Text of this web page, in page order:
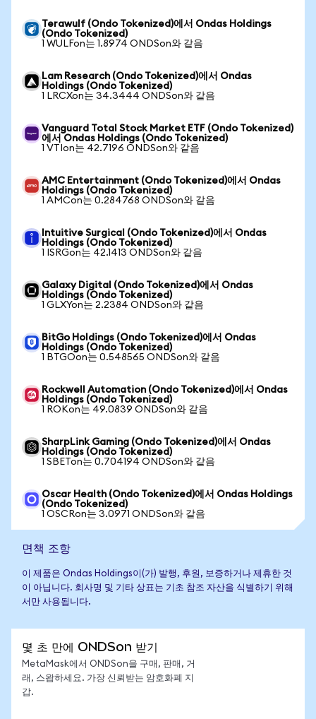
Terawulf (Ondo Tokenized)에서 Ondas Holdings
(Ondo Tokenized)
1 WULFon는 1.8974 ONDSon와 같음
Lam Research (Ondo Tokenized)에서 Ondas
Holdings (Ondo Tokenized)
1 LRCXon는 34.3444 ONDSon와 같음
Vanguard Total Stock Market ETF (Ondo Tokenized)
에서 Ondas Holdings (Ondo Tokenized)
1 VTIon는 42.7196 ONDSon와 같음
AMC Entertainment (Ondo Tokenized)에서 Ondas
Holdings (Ondo Tokenized)
1 AMCon는 0.284768 ONDSon와 같음
Intuitive Surgical (Ondo Tokenized)에서 Ondas
Holdings (Ondo Tokenized)
1 ISRGon는 42.1413 ONDSon와 같음
Galaxy Digital (Ondo Tokenized)에서 Ondas
Holdings (Ondo Tokenized)
1 GLXYon는 2.2384 ONDSon와 같음
BitGo Holdings (Ondo Tokenized)에서 Ondas
Holdings (Ondo Tokenized)
1 BTGOon는 0.548565 ONDSon와 같음
Rockwell Automation (Ondo Tokenized)에서 Ondas
Holdings (Ondo Tokenized)
1 ROKon는 49.0839 ONDSon와 같음
SharpLink Gaming (Ondo Tokenized)에서 Ondas
Holdings (Ondo Tokenized)
1 SBETon는 0.704194 ONDSon와 같음
Oscar Health (Ondo Tokenized)에서 Ondas Holdings
(Ondo Tokenized)
1 OSCRon는 3.0971 ONDSon와 같음
면책 조항
이 제품은 Ondas Holdings이(가) 발행, 후원, 보증하거나 제휴한 것
이 아닙니다. 회사명 및 기타 상표는 기초 참조 자산을 식별하기 위해
서만 사용됩니다.
몇 초 만에 ONDSon 받기
MetaMask에서 ONDSon을 구매, 판매, 거
래, 스왑하세요. 가장 신뢰받는 암호화폐 지
갑.